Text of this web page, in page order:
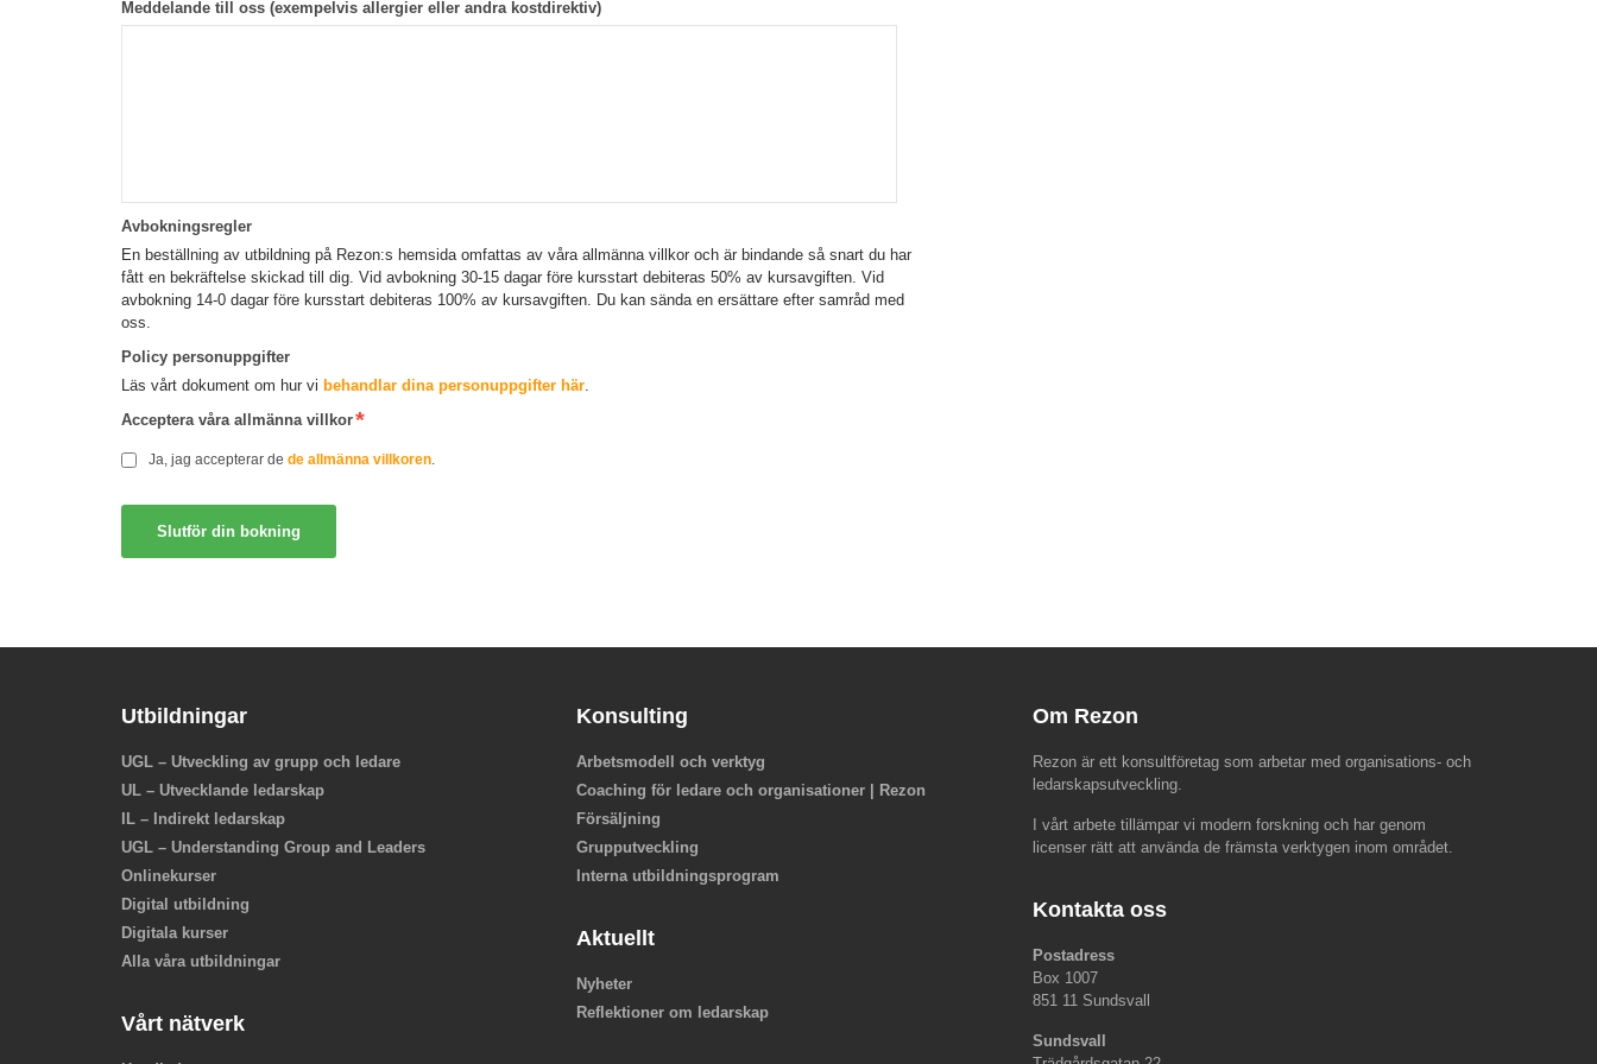
Meddelande till oss (exempelvis allergier eller andra kostdirektiv)
Avbokningsregler
En beställning av utbildning på Rezon:s hemsida omfattas av våra allmänna villkor och är bindande så snart du har
fått en bekräftelse skickad till dig. Vid avbokning 30-15 dagar före kursstart debiteras 50% av kursavgiften. Vid
avbokning 14-0 dagar före kursstart debiteras 100% av kursavgiften. Du kan sända en ersättare efter samråd med
oss.
Policy personuppgifter
Läs vårt dokument om hur vi behandlar dina personuppgifter här.
Acceptera våra allmänna villkor
Ja, jag accepterar de de allmänna villkoren
Utbildningar
UGL – Utveckling av grupp och ledare
UL – Utvecklande ledarskap
IL – Indirekt ledarskap
UGL – Understanding Group and Leaders
Onlinekurser
Digital utbildning
Digitala kurser
Alla våra utbildningar
Vårt nätverk
Konsulting
Arbetsmodell och verktyg
Coaching för ledare och organisationer | Rezon
Försäljning
Grupputveckling
Interna utbildningsprogram
Aktuellt
Nyheter
Reflektioner om ledarskap
Om Rezon
Rezon är ett konsultföretag som arbetar med organisations- och
ledarskapsutveckling.
I vårt arbete tillämpar vi modern forskning och har genom
licenser rätt att använda de främsta verktygen inom området.
Kontakta oss
Postadress
Box 1007
851 11 Sundsvall
Sundsvall